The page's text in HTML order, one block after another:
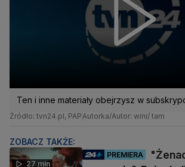
Ten i inne materiały obejrzysz w
Źródło: tvn24.pl, PAPAutorka/Autor: wini/ tam
ZOBACZ TAKŻE:
27 min
PREMIERA